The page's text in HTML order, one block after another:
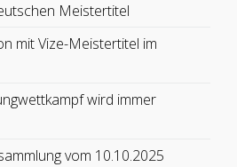
Meistertitel
mit Vize-Meistertitel im
wird immer
vom 10.10.2025